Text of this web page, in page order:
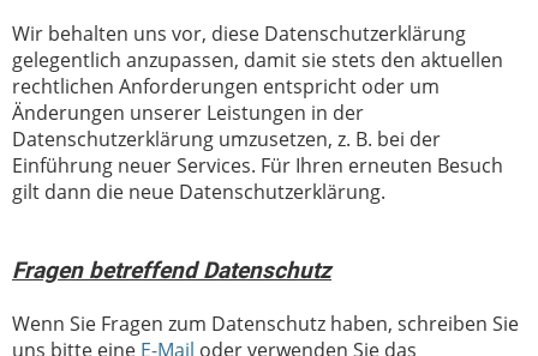
Wir behalten uns vor, diese Datenschutzerklärung
gelegentlich anzupassen, damit sie stets den aktuellen
rechtlichen Anforderungen entspricht oder um
Änderungen unserer Leistungen in der
Datenschutzerklärung umzusetzen, z. B. bei der
Einführung neuer Services. Für Ihren erneuten Besuch
gilt dann die neue Datenschutzerklärung.
Fragen betreffend Datenschutz
Wenn Sie Fragen zum Datenschutz haben, schreiben Sie
uns bitte eine E-Mail oder verwenden Sie das